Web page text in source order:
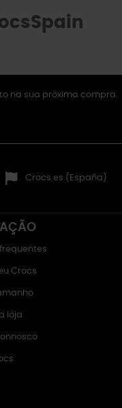
na sua próxima compra.
Crocs.es (España)
Crocs
loja